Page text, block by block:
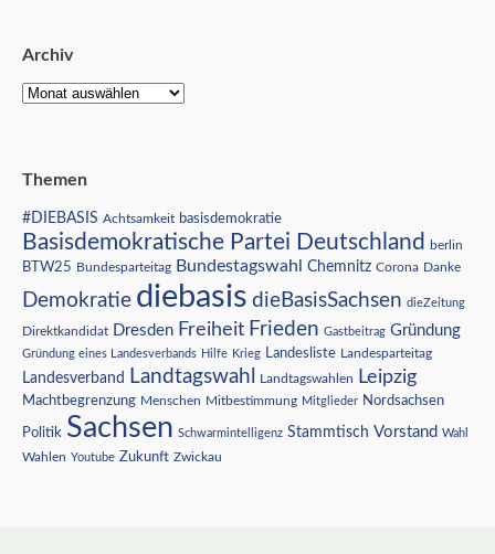
Archiv
Themen
#DIEBASIS Achtsamkeit basisdemokratie
Basisdemokratische Partei Deutschland berlin
BTW25 Bundesparteitag Bundestagswahl Chemnitz Corona Danke
Demokratie diebasis dieBasisSachsen dieZeitung
Direktkandidat Dresden Freiheit Frieden Gastbeitrag Gründung
Gründung eines Landesverbands Hilfe Krieg Landesliste Landesparteitag
Landesverband Landtagswahl Landtagswahlen Leipzig
Machtbegrenzung Menschen Mitbestimmung Mitglieder Nordsachsen
Politik Sachsen Schwarmintelligenz Stammtisch Vorstand Wahl
Wahlen Youtube Zukunft Zwickau